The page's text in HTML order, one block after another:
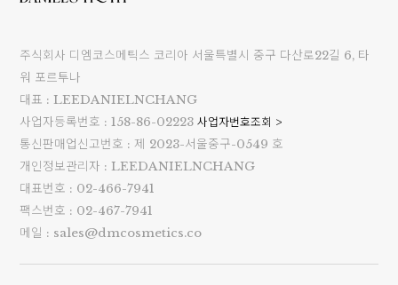
주식회사 디엠코스메틱스 코리아 서울특별시 중구 다산로22길 6, 타
워 포르투나
대표 : LEEDANIELNCHANG
사업자등록번호 : 158-86-02223 사업자번호조회 >
통신판매업신고번호 : 제 2023-서울중구-0549 호
개인정보관리자 : LEEDANIELNCHANG
대표번호 : 02-466-7941
팩스번호 : 02-467-7941
메일 : sales@dmcosmetics.co